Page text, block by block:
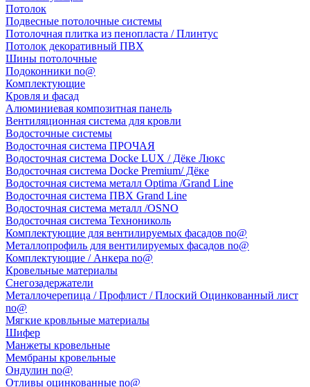
Потолок
Подвесные потолочные системы
Потолочная плитка из пенопласта / Плинтус
Потолок декоративный ПВХ
Шины потолочные
Подоконники no@
Комплектующие
Кровля и фасад
Алюминиевая композитная панель
Вентиляционная система для кровли
Водосточные системы
Водосточная система ПРОЧАЯ
Водосточная система Docke LUX / Дёке Люкс
Водосточная система Docke Premium/ Дёке
Водосточная система металл Optima /Grand Line
Водосточная система ПВХ Grand Line
Водосточная система металл /OSNO
Водосточная система Технониколь
Комплектующие для вентилируемых фасадов no@
Металлопрофиль для вентилируемых фасадов no@
Комплектующие / Анкера no@
Кровельные материалы
Снегозадержатели
Металлочерепица / Профлист / Плоский Оцинкованный лист
no@
Мягкие кровльные материалы
Шифер
Манжеты кровельные
Мембраны кровельные
Ондулин no@
Отливы оцинкованные no@